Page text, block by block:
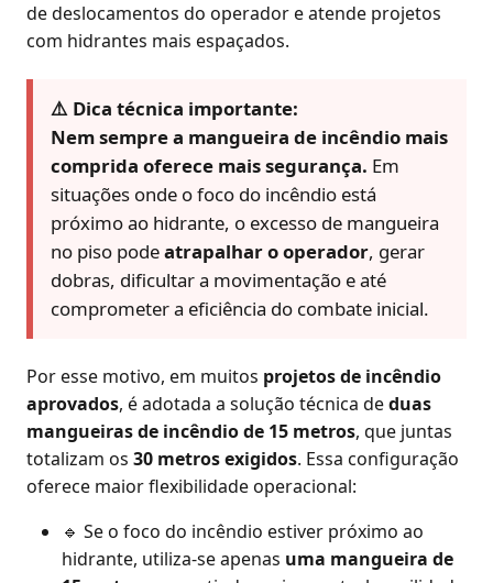
de deslocamentos do operador e atende projetos
com hidrantes mais espaçados.
⚠️ Dica técnica importante:
Nem sempre a mangueira de incêndio mais
comprida oferece mais segurança. Em
situações onde o foco do incêndio está
próximo ao hidrante, o excesso de mangueira
no piso podeatrapalhar o operador, gerar
dobras, dificultar a movimentação e até
comprometer a eficiência do combate inicial.
Por esse motivo, em muitos projetos de incêndio
aprovados, é adotada a solução técnica deduas
mangueiras de incêndio de 15 metros, que juntas
totalizam os 30 metros exigidos. Essa configuração
oferece maior flexibilidade operacional:
🔹 Se o foco do incêndio estiver próximo ao
hidrante, utiliza-se apenas uma mangueira de